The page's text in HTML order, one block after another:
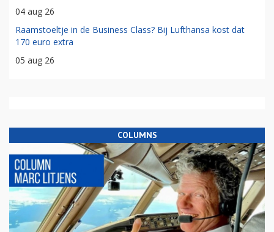
04 aug 26
Raamstoeltje in de Business Class? Bij Lufthansa kost dat
170 euro extra
05 aug 26
COLUMNS